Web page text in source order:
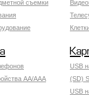
съемки
AA/AAA
USB
(SD)
USB